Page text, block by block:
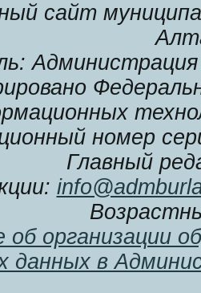
сайт
Администрация
номер
Главный
об организации
данных в